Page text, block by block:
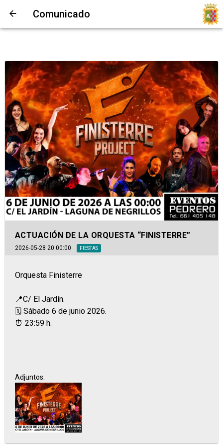
Comunicado
ACTUACIÓN DE LA ORQUESTA “FINISTERRE”
2026-05-28 20:00:00 FIESTAS
Orquesta Finisterre
📍C/ El Jardín.
🗓️ Sábado 6 de junio 2026.
⏰ 23:59 h.
Adjuntos: